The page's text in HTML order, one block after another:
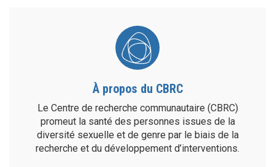
À propos du CBRC
Le Centre de recherche communautaire (CBRC)
promeut la santé des personnes issues de la
diversité sexuelle et de genre par le biais de la
recherche et du développement d’interventions.